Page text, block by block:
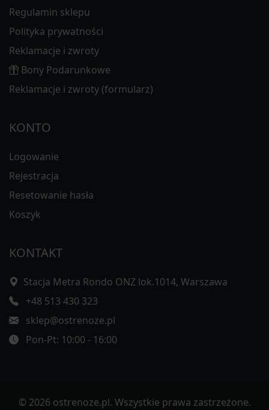
Regulamin sklepu
Polityka prywatności
Reklamacje i zwroty
Bony Podarunkowe
Reklamacje i zwroty (formularz)
KONTO
Logowanie
Rejestracja
Resetowanie hasła
Koszyk
KONTAKT
Stacja Metra Rondo ONZ lok.1014, Warszawa
+48 513 430 323
sklep@ostrenoze.pl
Pon-Pt: 10:00 - 16:00
© 2026 ostrenoze.pl. Wszystkie prawa zastrzeżone.